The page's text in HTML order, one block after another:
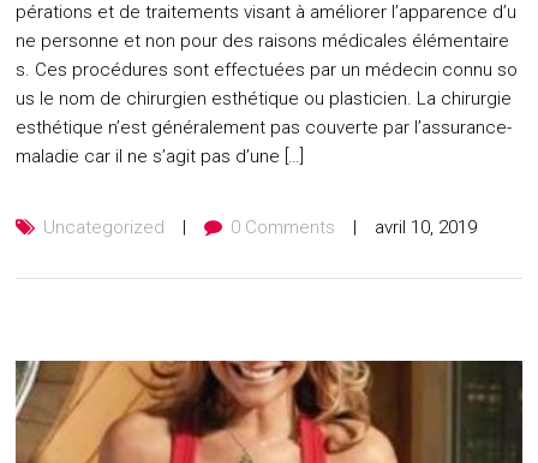
pérations et de traitements visant à améliorer l’apparence d’u
ne personne et non pour des raisons médicales élémentaire
s. Ces procédures sont effectuées par un médecin connu so
us le nom de chirurgien esthétique ou plasticien. La chirurgie
esthétique n’est généralement pas couverte par l’assurance-
maladie car il ne s’agit pas d’une […]
Uncategorized 0 Comments avril 10, 2019